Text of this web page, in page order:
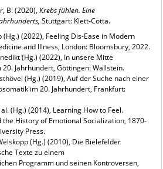
B. (2020), Krebs fühlen. Eine
Stuttgart: Klett-Cotta.
(Hg.) (2022), Feeling Dis-Ease in Modern
and Illness, London: Bloomsbury, 2022.
(Hg.) (2022), In unsere Mitte
Jahrhundert, Göttingen: Wallstein.
(Hg.) (2019), Auf der Suche nach einer
im 20. Jahrhundert, Frankfurt:
(Hg.) (2014), Learning How to Feel.
the History of Emotional Socialization, 1870-
Press.
(Hg.) (2010), Die Bielefelder
Texte zu einem
Programm und seinen Kontroversen,